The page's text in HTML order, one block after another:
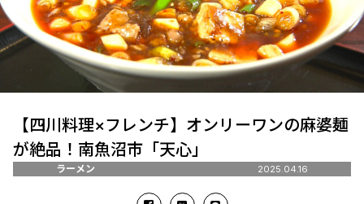
【四川料理×フレンチ】オンリーワンの麻婆麺
が絶品！南魚沼市「天心」
ラーメン 2025.04.16